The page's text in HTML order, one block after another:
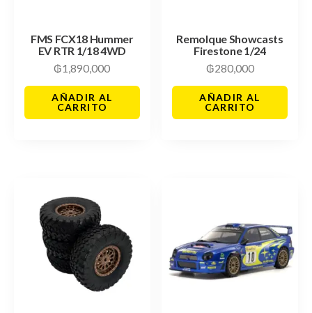
FMS FCX18 Hummer
EV RTR 1/18 4WD
₲1,890,000
AÑADIR AL
CARRITO
Remolque Showcasts
Firestone 1/24
₲280,000
AÑADIR AL
CARRITO